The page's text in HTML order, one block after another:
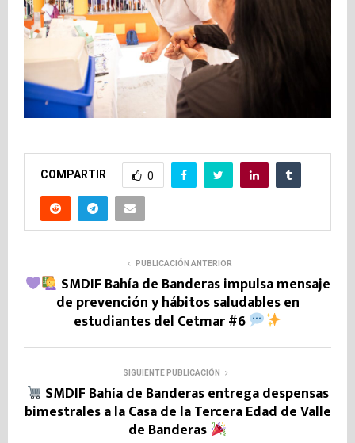
COMPARTIR 0
PUBLICACIÓN ANTERIOR
SMDIF Bahía de Banderas impulsa mensaje
de prevención y hábitos saludables en
estudiantes del Cetmar #6
SIGUIENTE PUBLICACIÓN
SMDIF Bahía de Banderas entrega despensas
bimestrales a la Casa de la Tercera Edad de Valle
de Banderas